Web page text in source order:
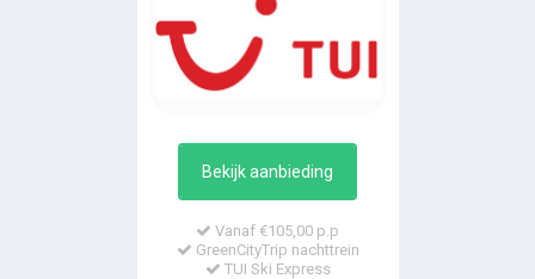
Bekijk aanbieding
Vanaf €105,00 p.p
GreenCityTrip nachttrein
TUI Ski Express